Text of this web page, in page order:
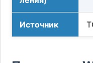
Источник